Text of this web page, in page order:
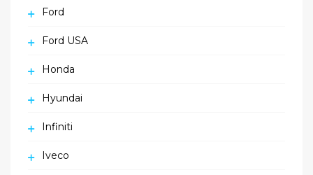
Ford
Ford USA
Honda
Hyundai
Infiniti
Iveco